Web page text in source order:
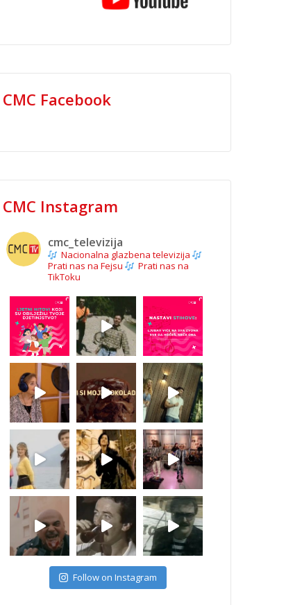
CMC Facebook
CMC Instagram
cmc_televizija
Nacionalna glazbena televizija
Prati nas na Fejsu
Prati nas na
TikToku
Follow on Instagram